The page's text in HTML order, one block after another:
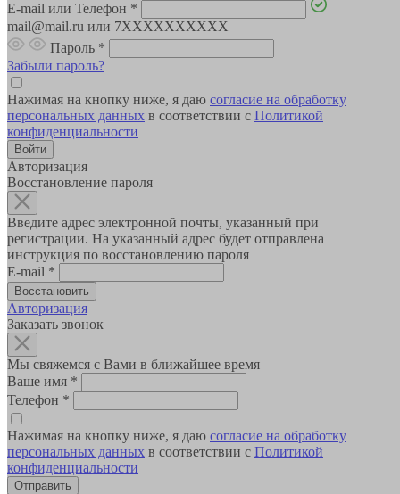
E-mail или Телефон *
mail@mail.ru или 7XXXXXXXXXX
Пароль *
Забыли пароль?
Нажимая на кнопку ниже, я даю согласие на обработку
персональных данных в соответствии с Политикой
конфиденциальности
Авторизация
Восстановление пароля
Введите адрес электронной почты, указанный при
регистрации. На указанный адрес будет отправлена
инструкция по восстановлению пароля
E-mail *
Авторизация
Заказать звонок
Мы свяжемся с Вами в ближайшее время
Ваше имя *
Телефон *
Нажимая на кнопку ниже, я даю согласие на обработку
персональных данных в соответствии с Политикой
конфиденциальности